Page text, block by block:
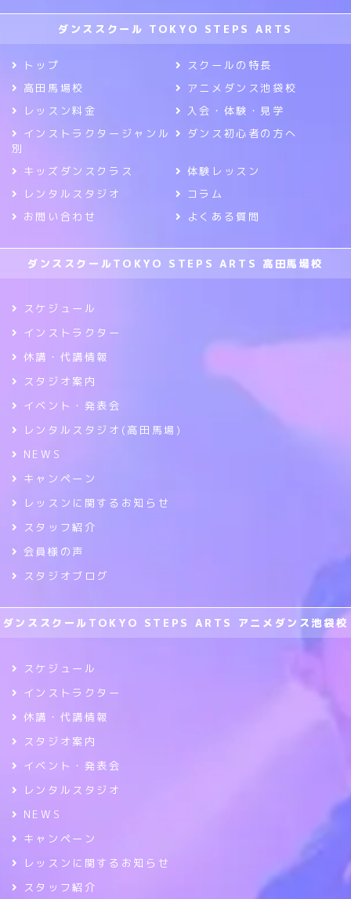
ダンススクール TOKYO STEPS ARTS
トップ
スクールの特長
高田馬場校
アニメダンス池袋校
レッスン料金
入会・体験・見学
インストラクタージャンル
別
ダンス初心者の方へ
キッズダンスクラス
体験レッスン
レンタルスタジオ
コラム
お問い合わせ
よくある質問
ダンススクールTOKYO STEPS ARTS 高田馬場校
スケジュール
インストラクター
休講・代講情報
スタジオ案内
イベント・発表会
レンタルスタジオ(高田馬場)
NEWS
キャンペーン
レッスンに関するお知らせ
スタッフ紹介
会員様の声
スタジオブログ
ダンススクールTOKYO STEPS ARTS アニメダンス池袋校
スケジュール
インストラクター
休講・代講情報
スタジオ案内
イベント・発表会
レンタルスタジオ
NEWS
キャンペーン
レッスンに関するお知らせ
スタッフ紹介